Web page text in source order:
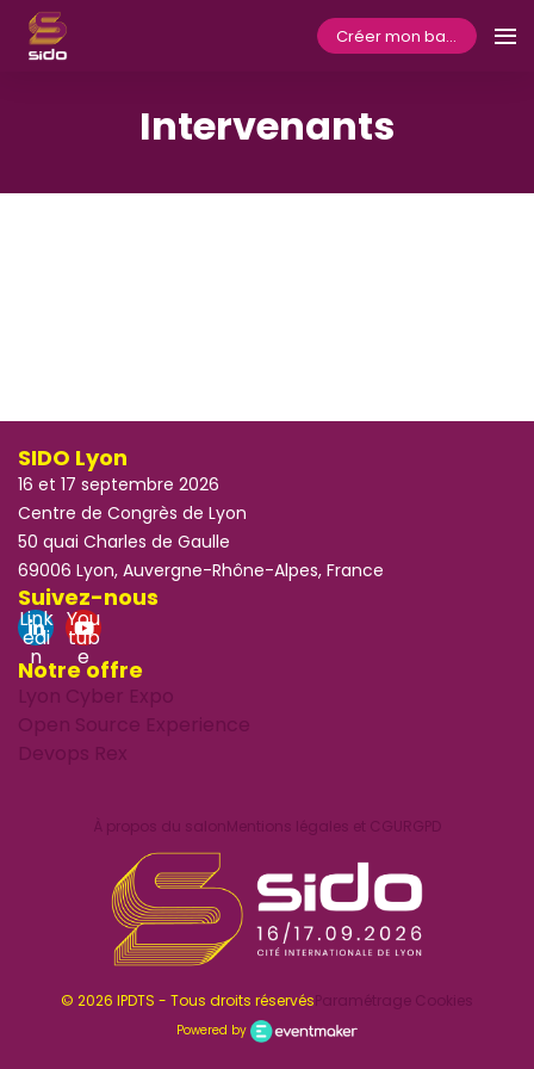
Créer mon badge
Intervenants
SIDO Lyon
16 et 17 septembre 2026
Centre de Congrès de Lyon
50 quai Charles de Gaulle
69006 Lyon, Auvergne-Rhône-Alpes, France
Suivez-nous
Link
edi
n
You
tub
e
Notre offre
Lyon Cyber Expo
Open Source Experience
Devops Rex
À propos du salonMentions légales et CGURGPD
© 2026 IPDTS - Tous droits réservésParamétrage Cookies
Powered by